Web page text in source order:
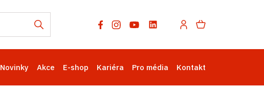
Novinky Akce E-shop Kariéra Pro média Kontakt